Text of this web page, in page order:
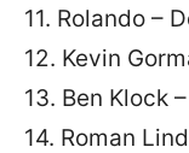
11. Rolando –
12. Kevin
13. Ben Klock
14. Roman